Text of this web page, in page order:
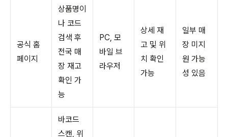
공식 홈
페이지
상품명이
나 코드
검색 후
전국 매
장 재고
확인 가
능
PC, 모
바일 브
라우저
상세 재
고 및 위
치 확인
가능
일부 매
장 미지
원 가능
성 있음
바코드
스캔, 위